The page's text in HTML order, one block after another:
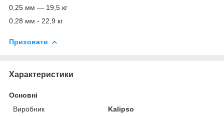
0,25 мм — 19,5 кг
0,28 мм - 22,9 кг
Приховати
Характеристики
Основні
Виробник
Kalipso